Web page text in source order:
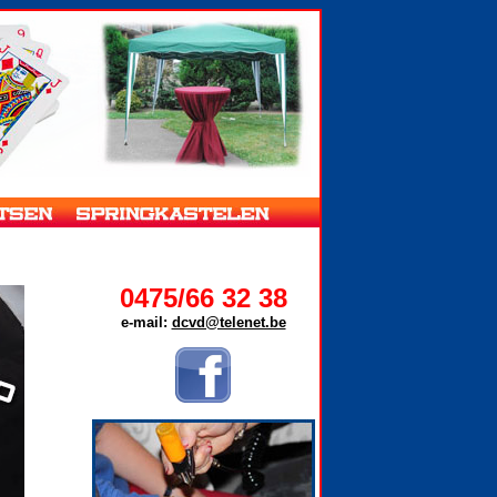
0475/66 32 38
e-mail: dcvd@telenet.be